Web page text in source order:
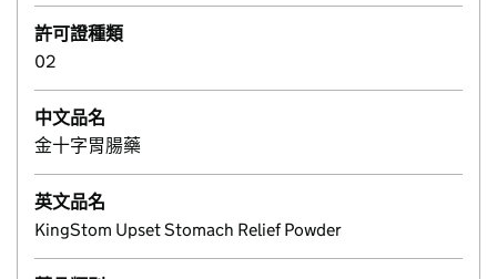
許可證種類
02
中文品名
金十字胃腸藥
英文品名
KingStom Upset Stomach Relief Powder